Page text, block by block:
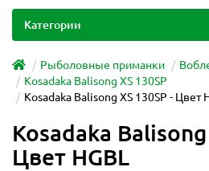
Категории
Рыболовные приманки
Kosadaka Balisong XS 130SP
Kosadaka Balisong XS 130SP - Цвет
Kosadaka Balisong
Цвет HGBL